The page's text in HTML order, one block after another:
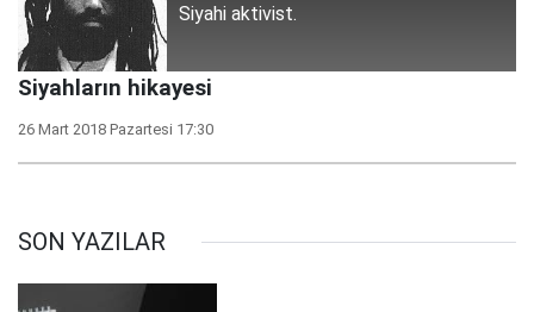
Siyahi aktivist.
Siyahların hikayesi
26 Mart 2018 Pazartesi 17:30
SON YAZILAR